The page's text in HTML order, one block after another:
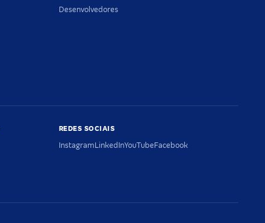
Desenvolvedores
REDES SOCIAIS
InstagramLinkedInYouTubeFacebook